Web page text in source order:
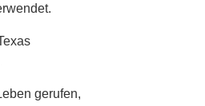
gerufen,